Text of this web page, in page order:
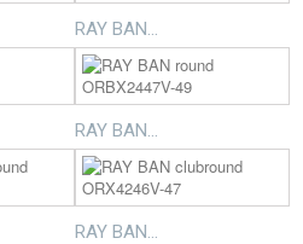
RAY BAN...
RAY BAN...
RAY BAN...